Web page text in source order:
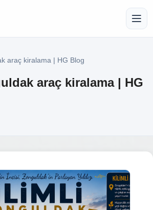
araç kiralama | HG Blog
araç kiralama | HG